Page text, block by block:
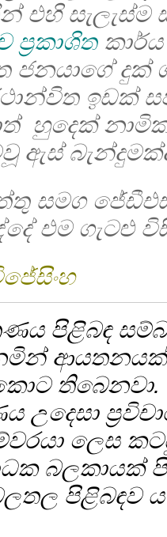
සැලැස්ම
කාර්ය
දුක්
ඉඩක්
හුදෙක් නාමික
ඇස්
සමග
එම ගැටළු
පිළිබඳ
ආයතනයක්
උදෙසා
ලෙස
බලකායක්
පිළිබඳව